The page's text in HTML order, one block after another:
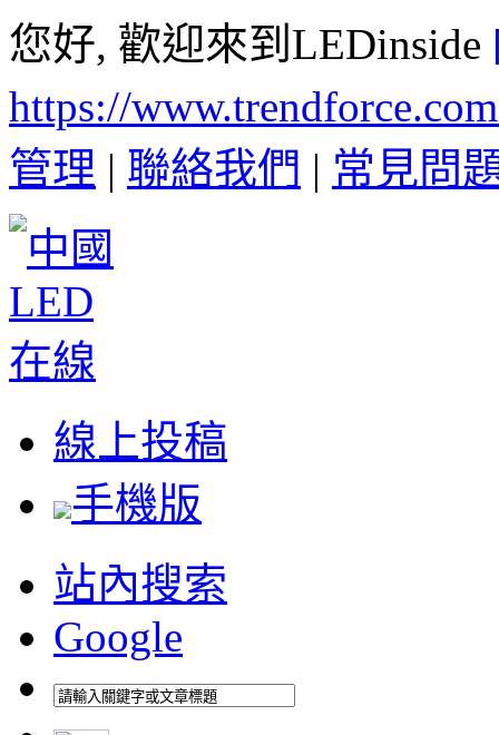
您好, 歡迎來到LEDinside
https://
管理 | 聯絡我們 | 常見問
線上投稿
手機版
站內搜索
Google